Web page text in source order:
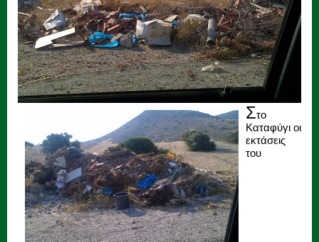
Στο
Καταφύγι οι
εκτάσεις
του